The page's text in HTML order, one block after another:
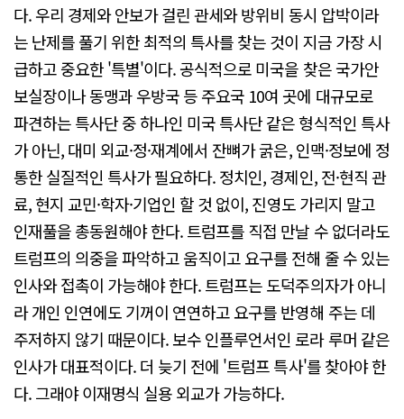
다. 우리 경제와 안보가 걸린 관세와 방위비 동시 압박이라
는 난제를 풀기 위한 최적의 특사를 찾는 것이 지금 가장 시
급하고 중요한 '특별'이다. 공식적으로 미국을 찾은 국가안
보실장이나 동맹과 우방국 등 주요국 10여 곳에 대규모로
파견하는 특사단 중 하나인 미국 특사단 같은 형식적인 특사
가 아닌, 대미 외교·정·재계에서 잔뼈가 굵은, 인맥·정보에 정
통한 실질적인 특사가 필요하다. 정치인, 경제인, 전·현직 관
료, 현지 교민·학자·기업인 할 것 없이, 진영도 가리지 말고
인재풀을 총동원해야 한다. 트럼프를 직접 만날 수 없더라도
트럼프의 의중을 파악하고 움직이고 요구를 전해 줄 수 있는
인사와 접촉이 가능해야 한다. 트럼프는 도덕주의자가 아니
라 개인 인연에도 기꺼이 연연하고 요구를 반영해 주는 데
주저하지 않기 때문이다. 보수 인플루언서인 로라 루머 같은
인사가 대표적이다. 더 늦기 전에 '트럼프 특사'를 찾아야 한
다. 그래야 이재명식 실용 외교가 가능하다.